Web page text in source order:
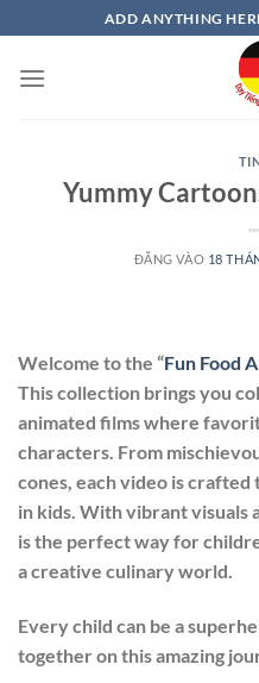
qua
nội
ADD ANYTHING
Yummy
ĐĂNG VÀO 18
Welcome to the “Fun Food
This collection brings you
animated films where
characters. From
cones, each video is
in kids. With vibrant visuals
is the perfect way for
a creative culinary world.
Every child can be a
together on this amazing